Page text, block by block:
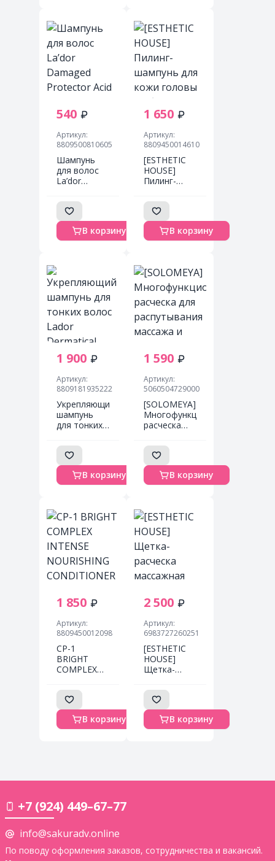
540
Артикул:
8809500810605
Шампунь
для волос
La’dor
Protector
Acid
Shampoo
Слабощелочной
шампунь
В корзину
1 650
Артикул:
8809450014610
[ESTHETIC
HOUSE]
Пилинг-
для кожи
головы
глубокое
очищение
CP-1 Peeling
В корзину
1 900
Артикул:
8809181935222
Укрепляющий
шампунь
для тонких
Dermatical
Hair-Loss
Shampoo
For Thin Hair
- 530 мл
В корзину
1 590
Артикул:
5060504729000
[SOLOMEYA]
Многофункциональная
расческа
распутывания
массажа и
мытья кожи
головы
Золотой
scalp brush
Golden
Gradient, 1
шт
В корзину
1 850
Артикул:
8809450012098
CP-1
BRIGHT
COMPLEX
NOURISHING
CONDITIONER
500ML -
ПРОТЕИНОВЫЙ
КОНДИЦИОНЕР
В корзину
2 500
Артикул:
6983727260251
[ESTHETIC
HOUSE]
Щетка-
массажная
компактная
Brush
Massage &
Scrub CP-1
В корзину
+7 (924) 449–67–77
info@sakuradv.online
По поводу оформления заказов, сотрудничества и вакансий.